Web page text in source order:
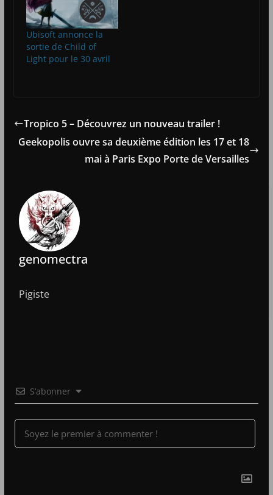
Ubisoft annonce la
sortie de Child of
Light pour le 30 avril
Tropico 5 – Découvrez un nouveau trailer !
Geekopolis ouvre sa deuxième édition les 17 et 18
mai à Paris Expo Porte de Versailles
genomectra
Pigiste
S’abonner